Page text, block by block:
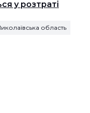
у розтраті
область